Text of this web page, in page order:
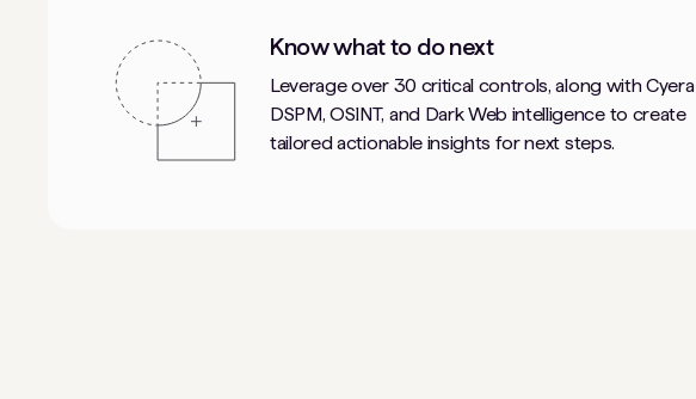
Know what to do next
Leverage over 30 critical controls, along with Cyera
DSPM, OSINT, and Dark Web intelligence to create
tailored actionable insights for next steps.